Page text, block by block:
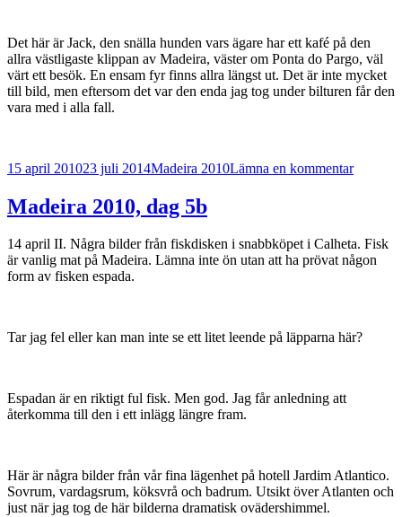
Det här är Jack, den snälla hunden vars ägare har ett kafé på den
allra västligaste klippan av Madeira, väster om Ponta do Pargo, väl
värt ett besök. En ensam fyr finns allra längst ut. Det är inte mycket
till bild, men eftersom det var den enda jag tog under bilturen får den
vara med i alla fall.
Postat
15 april 201023 juli 2014Kategorier
Madeira 2010Lämna en kommentartill
Madeira 2010, dag 5b
14 april II. Några bilder från fiskdisken i snabbköpet i Calheta. Fisk
är vanlig mat på Madeira. Lämna inte ön utan att ha prövat någon
form av fisken espada.
Tar jag fel eller kan man inte se ett litet leende på läpparna här?
Espadan är en riktigt ful fisk. Men god. Jag får anledning att
återkomma till den i ett inlägg längre fram.
Här är några bilder från vår fina lägenhet på hotell Jardim Atlantico.
Sovrum, vardagsrum, köksvrå och badrum. Utsikt över Atlanten och
just när jag tog de här bilderna dramatisk ovädershimmel.